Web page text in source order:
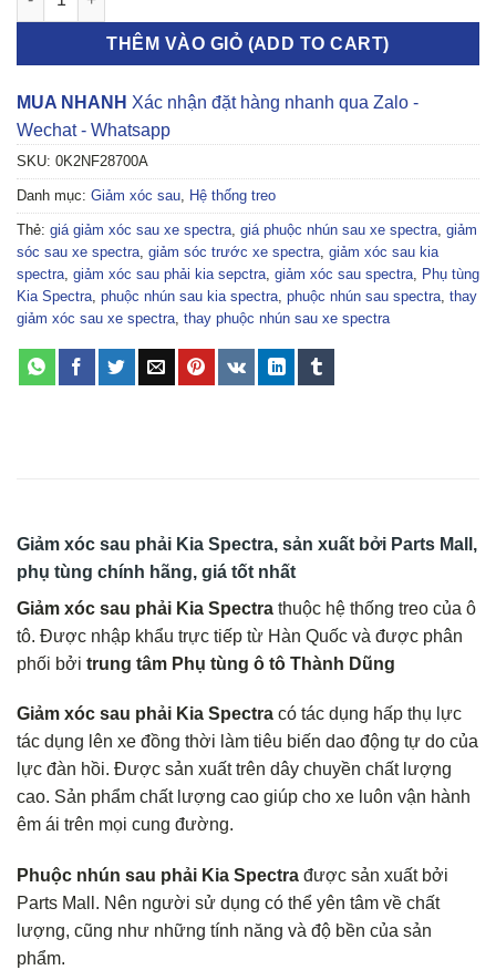
THÊM VÀO GIỎ (ADD TO CART)
MUA NHANH Xác nhận đặt hàng nhanh qua Zalo -
Wechat - Whatsapp
SKU: 0K2NF28700A
Danh mục: Giảm xóc sau Hệ thống treo
Thẻ: giá giảm xóc sau xe spectra giá phuộc nhún sau xe spectra giảm
sóc sau xe spectra giảm sóc trước xe spectra giảm xóc sau kia
spectra giảm xóc sau phải kia sepctra giảm xóc sau spectra Phụ tùng
Kia Spectra phuộc nhún sau kia spectra phuộc nhún sau spectra thay
giảm xóc sau xe spectra thay phuộc nhún sau xe spectra
Giảm xóc sau phải Kia Spectra, sản xuất bởi Parts Mall,
phụ tùng chính hãng, giá tốt nhất
Giảm xóc sau phải Kia Spectra thuộc hệ thống treo của ô
tô. Được nhập khẩu trực tiếp từ Hàn Quốc và được phân
phối bởi trung tâm Phụ tùng ô tô Thành Dũng
Giảm xóc sau phải Kia Spectra có tác dụng hấp thụ lực
tác dụng lên xe đồng thời làm tiêu biến dao động tự do của
lực đàn hồi. Được sản xuất trên dây chuyền chất lượng
cao. Sản phẩm chất lượng cao giúp cho xe luôn vận hành
êm ái trên mọi cung đường.
Phuộc nhún sau phải Kia Spectra được sản xuất bởi
Parts Mall. Nên người sử dụng có thể yên tâm về chất
lượng, cũng như những tính năng và độ bền của sản
phẩm.